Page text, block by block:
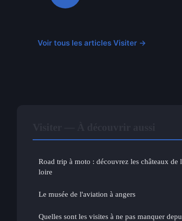
Voir tous les articles Visiter →
Road trip à moto : découvrez les châteaux de
loire
Le musée de l'aviation à angers
Quelles sont les visites à ne pas manquer